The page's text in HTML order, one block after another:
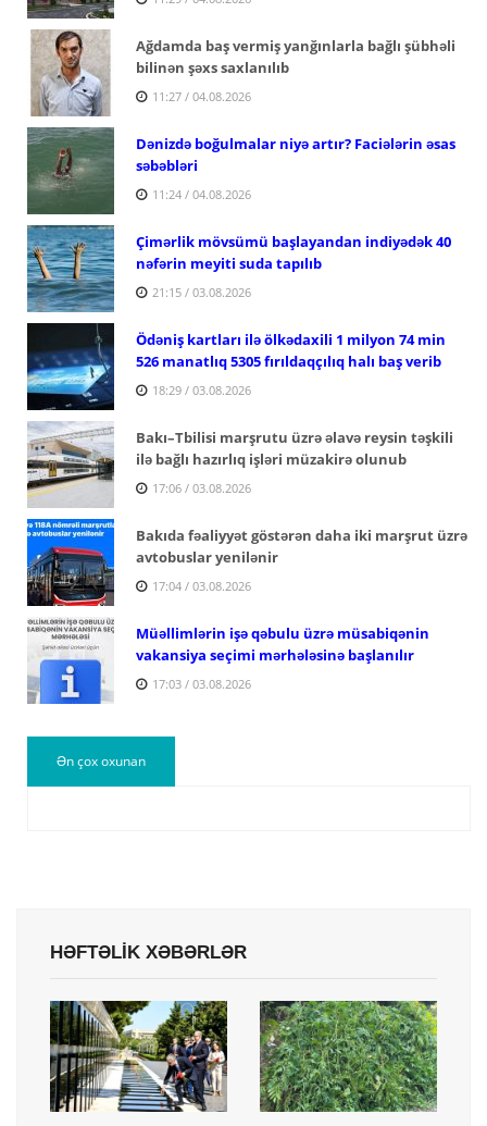
Ağdamda baş vermiş yanğınlarla bağlı şübhəli
bilinən şəxs saxlanılıb
11:27 / 04.08.2026
Dənizdə boğulmalar niyə artır? Faciələrin əsas
səbəbləri
11:24 / 04.08.2026
Çimərlik mövsümü başlayandan indiyədək 40
nəfərin meyiti suda tapılıb
21:15 / 03.08.2026
Ödəniş kartları ilə ölkədaxili 1 milyon 74 min
526 manatlıq 5305 fırıldaqçılıq halı baş verib
18:29 / 03.08.2026
Bakı–Tbilisi marşrutu üzrə əlavə reysin təşkili
ilə bağlı hazırlıq işləri müzakirə olunub
17:06 / 03.08.2026
Bakıda fəaliyyət göstərən daha iki marşrut üzrə
avtobuslar yenilənir
17:04 / 03.08.2026
Müəllimlərin işə qəbulu üzrə müsabiqənin
vakansiya seçimi mərhələsinə başlanılır
17:03 / 03.08.2026
Ən çox oxunan
HƏFTƏLİK XƏBƏRLƏR